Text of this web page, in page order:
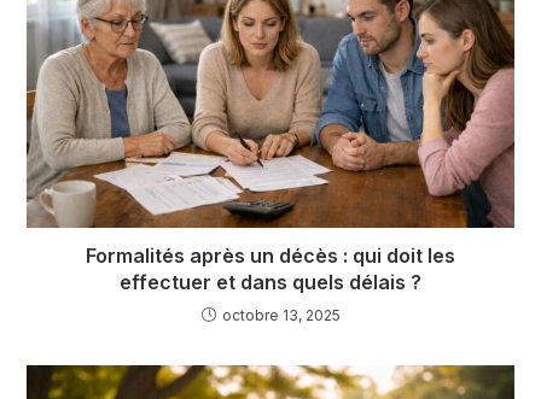
Formalités après un décès : qui doit les
effectuer et dans quels délais ?
octobre 13, 2025